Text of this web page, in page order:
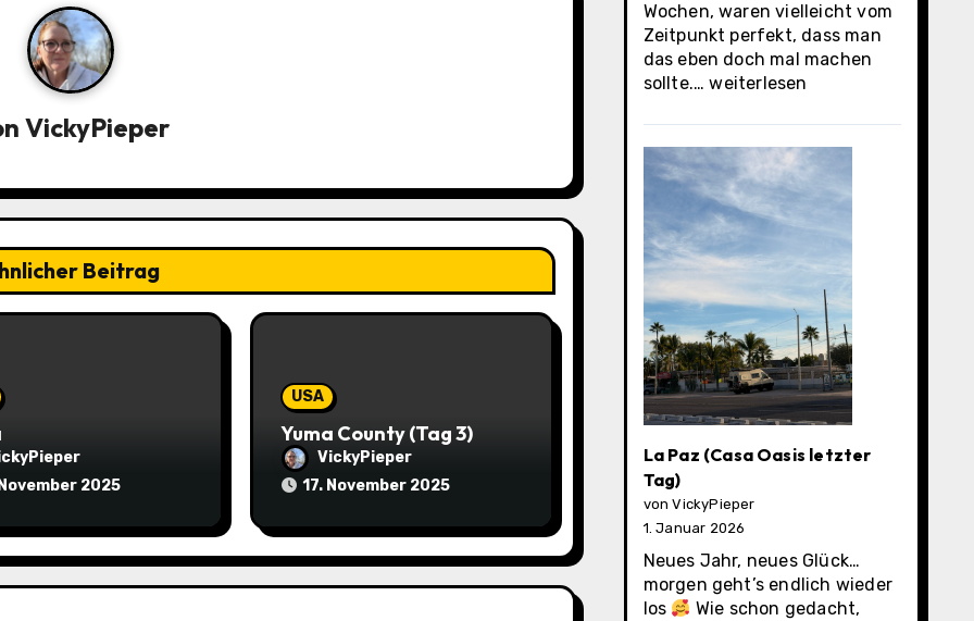
VickyPieper
Beitrag
2025
USA
Yuma County (Tag 3)
VickyPieper
17. November 2025
Wochen, waren vielleicht vom
Zeitpunkt perfekt, dass man
das eben doch mal machen
sollte.…Los
Municipality
weiterlesen
La Paz (Casa Oasis letzter
Tag)
von VickyPieper
1. Januar 2026
Neues Jahr, neues Glück…
morgen geht’s endlich wieder
los
Wie schon gedacht,